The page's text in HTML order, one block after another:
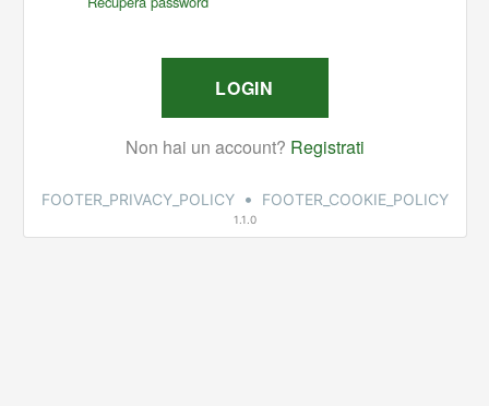
FOOTER_PRIVACY_POLICY • FOOTER_COOKIE_POLICY
1.1.0